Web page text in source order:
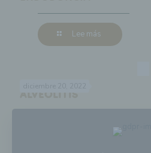
Lee más
ALVEOLITIS